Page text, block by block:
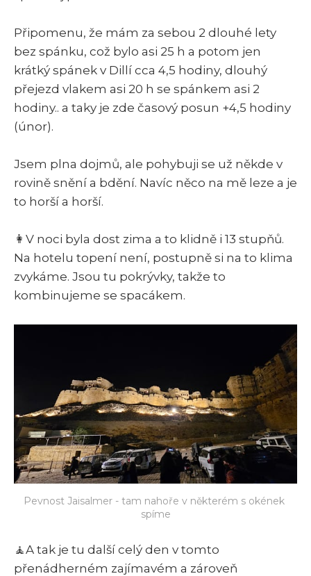
Připomenu, že mám za sebou 2 dlouhé lety
bez spánku, což bylo asi 25 h a potom jen
krátký spánek v Dillí cca 4,5 hodiny, dlouhý
přejezd vlakem asi 20 h se spánkem asi 2
hodiny.. a taky je zde časový posun +4,5 hodiny
(únor).
Jsem plna dojmů, ale pohybuji se už někde v
rovině snění a bdění. Navíc něco na mě leze a je
to horší a horší.
👩V noci byla dost zima a to klidně i 13 stupňů.
Na hotelu topení není, postupně si na to klima
zvykáme. Jsou tu pokrývky, takže to
kombinujeme se spacákem.
Pevnost Jaisalmer - tam nahoře v některém s okének
spíme
🧘A tak je tu další celý den v tomto
přenádherném zajímavém a zároveň